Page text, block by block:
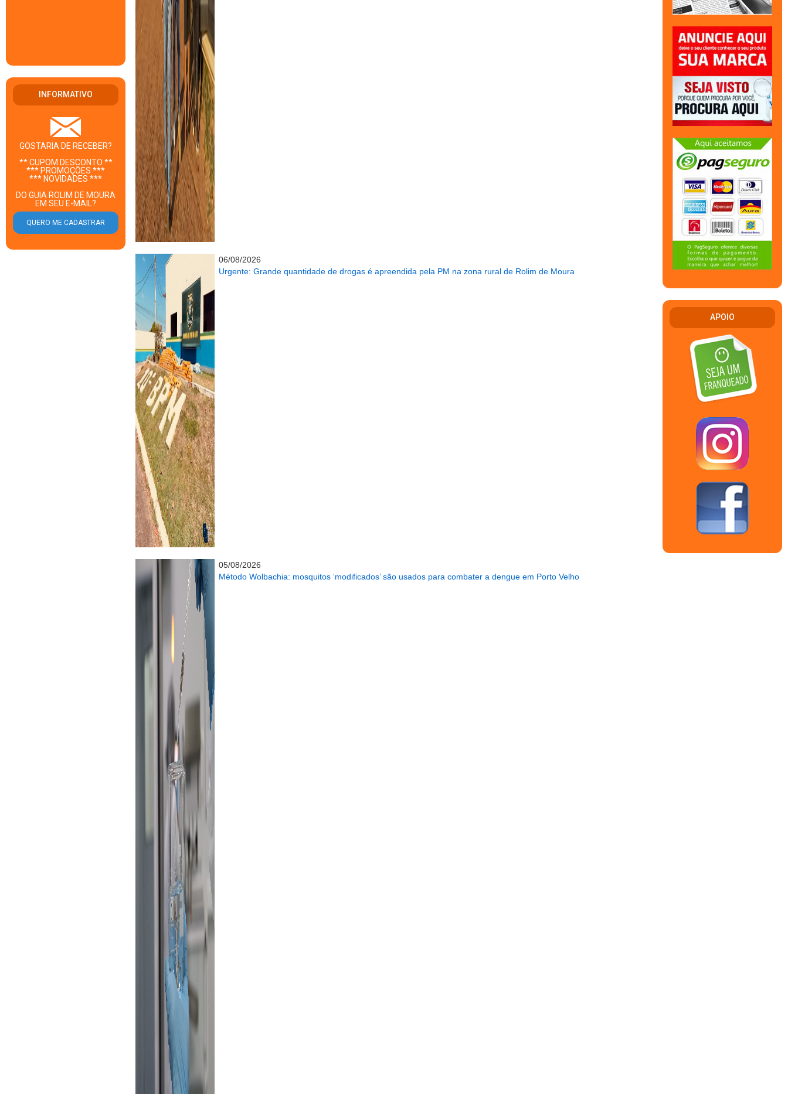
INFORMATIVO
GOSTARIA DE RECEBER?
** CUPOM DESCONTO **
*** PROMOÇÕES ***
*** NOVIDADES ***
DO GUIA ROLIM DE MOURA
EM SEU E-MAIL?
06/08/2026
Urgente: Grande quantidade de drogas é apreendida pela PM na zona rural de Rolim de Moura
05/08/2026
Método Wolbachia: mosquitos ‘modificados’ são usados para combater a dengue em Porto Velho
APOIO